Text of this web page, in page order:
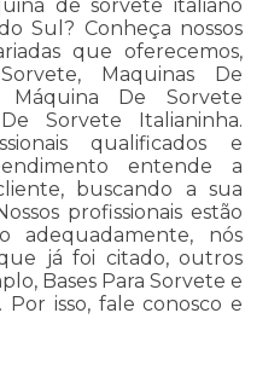
de sorvete italiano
Sul? Conheça nossos
que oferecemos,
Maquinas De
De Sorvete
Sorvete Italianinha.
qualificados e
entende a
buscando a sua
profissionais estão
adequadamente, nós
já foi citado, outros
Bases Para Sorvete e
isso, fale conosco e